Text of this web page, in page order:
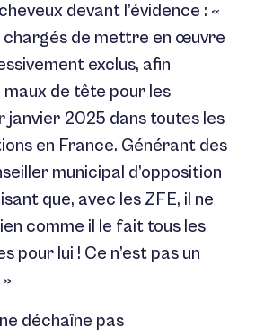
devant l’évidence : «
chargés de mettre en œuvre
exclus, afin
maux de tête pour les
janvier 2025 dans toutes les
en France. Générant des
municipal d’opposition
que, avec les ZFE, il ne
comme il le fait tous les
lui ! Ce n’est pas un
déchaîne pas